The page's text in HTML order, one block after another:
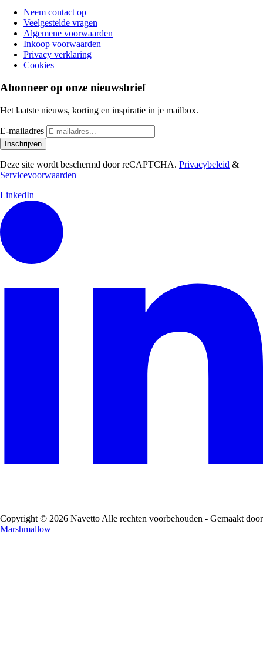
Neem contact op
Veelgestelde vragen
Algemene voorwaarden
Inkoop voorwaarden
Privacy verklaring
Cookies
Abonneer op onze nieuwsbrief
Het laatste nieuws, korting en inspiratie in je mailbox.
E-mailadres
Inschrijven
Deze site wordt beschermd door reCAPTCHA. Privacybeleid &
Servicevoorwaarden
LinkedIn
Copyright © 2026 Navetto Alle rechten voorbehouden - Gemaakt door
Marshmallow